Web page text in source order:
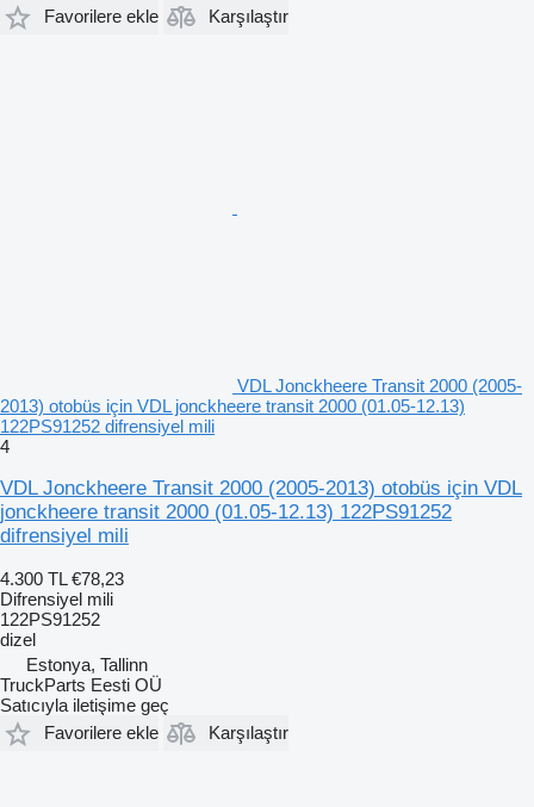
Favorilere ekle
Karşılaştır
VDL Jonckheere Transit 2000 (2005-
2013) otobüs için VDL jonckheere transit 2000 (01.05-12.13)
122PS91252 difrensiyel mili
4
VDL Jonckheere Transit 2000 (2005-2013) otobüs için VDL
jonckheere transit 2000 (01.05-12.13) 122PS91252
difrensiyel mili
4.300 TL €78,23
Difrensiyel mili
122PS91252
dizel
Estonya, Tallinn
TruckParts Eesti OÜ
Satıcıyla iletişime geç
Favorilere ekle
Karşılaştır